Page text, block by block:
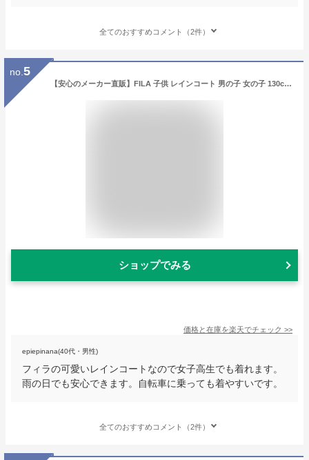
全てのおすすめコメント（2件）
no. 5
【安心のメーカー直販】FILA 子供 レインコート 男の子 女の子 130cm 140cm 150cm キッズ かわいい おしゃれ レインポンチョ レインウェア 入園 入学 通学 カッパ 雨具 自転車 サイクル 反射 ブランド
ショップでみる
価格と在庫を楽天でチェック >>
epiepinana(40代・男性)
フィラの可愛いレインコートなので女子高生でも着れます。
雨の日でも安心できます。自転車に乗っても着やすいです。
全てのおすすめコメント（2件）